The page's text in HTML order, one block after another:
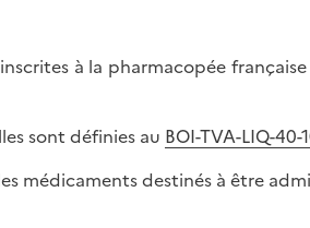
à la pharmacopée
sont définies au BOI-TVA-LIQ-40-
médicaments destinés à être